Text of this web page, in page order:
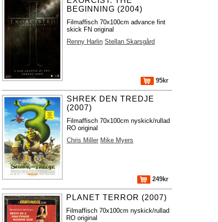
BEGINNING (2004)
Filmaffisch 70x100cm advance fint
skick FN original
Renny Harlin Stellan Skarsgård
95kr
SHREK DEN TREDJE
(2007)
Filmaffisch 70x100cm nyskick/rullad
RO original
Chris Miller Mike Myers
249kr
PLANET TERROR (2007)
Filmaffisch 70x100cm nyskick/rullad
RO original